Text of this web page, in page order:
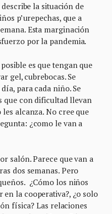
la situación de
p’urepechas, que a
Esta marginación
por la pandemia.
es que tengan que
gel, cubrebocas. Se
para cada niño. Se
que con dificultad llevan
alcanza. No cree que
¿como le van a
salón. Parece que van a
dos semanas. Pero
¿Cómo los niños
la cooperativa?, ¿o solo
física? Las relaciones